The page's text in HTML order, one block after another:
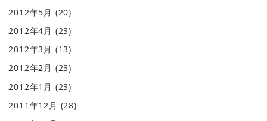
2012年5月 (20)
2012年4月 (23)
2012年3月 (13)
2012年2月 (23)
2012年1月 (23)
2011年12月 (28)